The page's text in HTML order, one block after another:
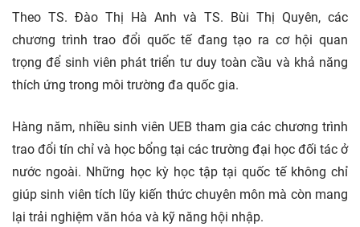
Theo TS. Đào Thị Hà Anh và TS. Bùi Thị Quyên, các
chương trình trao đổi quốc tế đang tạo ra cơ hội quan
trọng để sinh viên phát triển tư duy toàn cầu và khả năng
thích ứng trong môi trường đa quốc gia.
Hàng năm, nhiều sinh viên UEB tham gia các chương trình
trao đổi tín chỉ và học bổng tại các trường đại học đối tác ở
nước ngoài. Những học kỳ học tập tại quốc tế không chỉ
giúp sinh viên tích lũy kiến thức chuyên môn mà còn mang
lại trải nghiệm văn hóa và kỹ năng hội nhập.